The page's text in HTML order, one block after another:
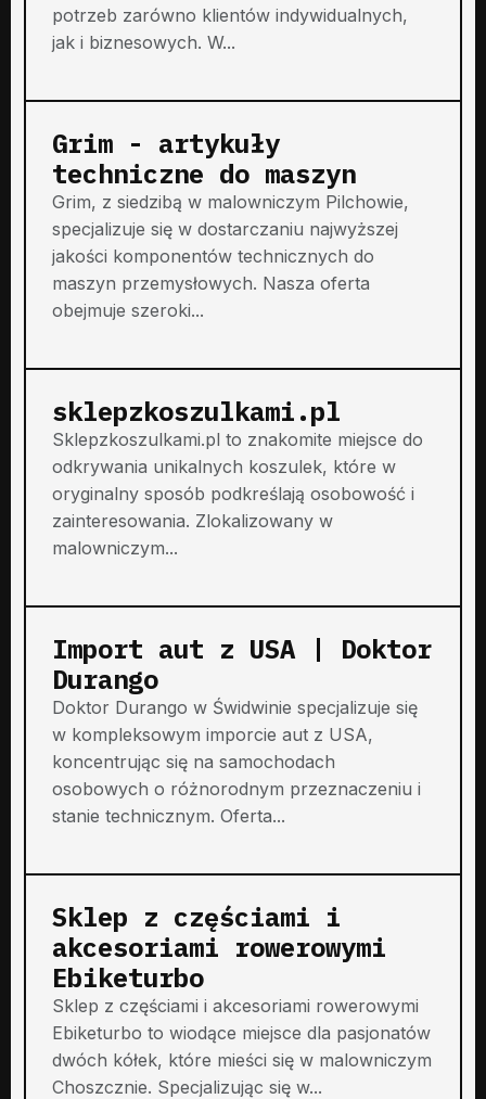
potrzeb zarówno klientów indywidualnych,
jak i biznesowych. W...
Grim - artykuły
techniczne do maszyn
Grim, z siedzibą w malowniczym Pilchowie,
specjalizuje się w dostarczaniu najwyższej
jakości komponentów technicznych do
maszyn przemysłowych. Nasza oferta
obejmuje szeroki...
sklepzkoszulkami.pl
Sklepzkoszulkami.pl to znakomite miejsce do
odkrywania unikalnych koszulek, które w
oryginalny sposób podkreślają osobowość i
zainteresowania. Zlokalizowany w
malowniczym...
Import aut z USA | Doktor
Durango
Doktor Durango w Świdwinie specjalizuje się
w kompleksowym imporcie aut z USA,
koncentrując się na samochodach
osobowych o różnorodnym przeznaczeniu i
stanie technicznym. Oferta...
Sklep z częściami i
akcesoriami rowerowymi
Ebiketurbo
Sklep z częściami i akcesoriami rowerowymi
Ebiketurbo to wiodące miejsce dla pasjonatów
dwóch kółek, które mieści się w malowniczym
Choszcznie. Specjalizując się w...